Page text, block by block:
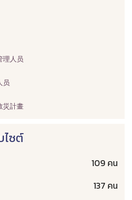
理人员
员
災計畫
ไซต์
109 คน
137 คน